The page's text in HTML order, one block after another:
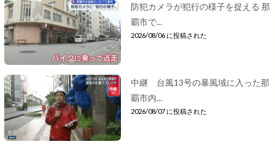
防犯カメラが犯行の様子を捉える 那
覇市で...
2026/08/06 に投稿された
中継 台風13号の暴風域に入った那
覇市内...
2026/08/07 に投稿された